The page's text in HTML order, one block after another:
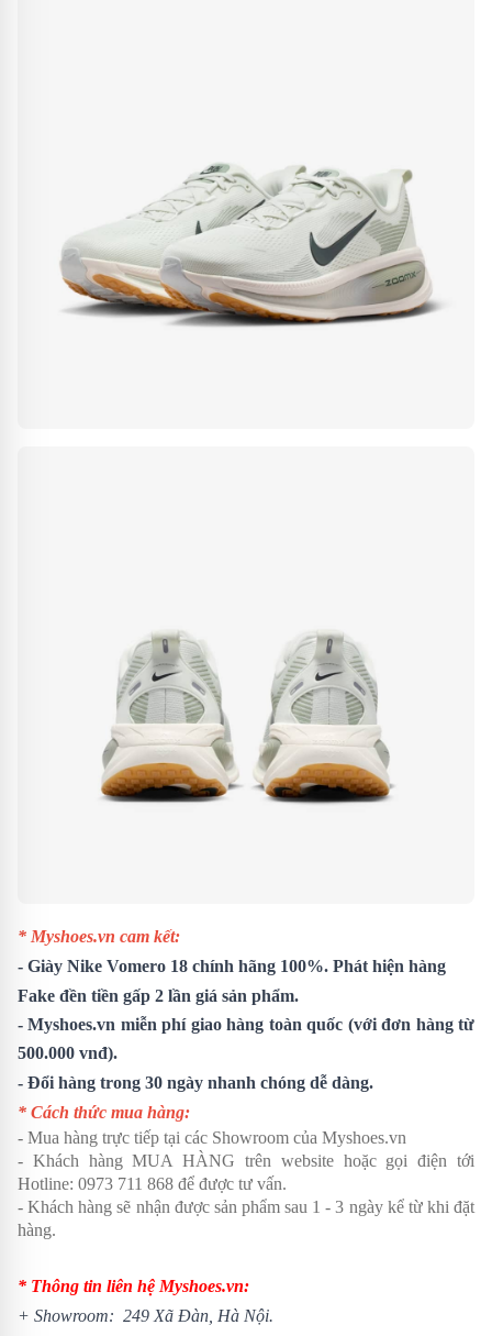
* Myshoes.vn cam kết:
- Giày Nike Vomero 18 chính hãng 100%. Phát hiện hàng
Fake đền tiền gấp 2 lần giá sản phẩm.
- Myshoes.vn miễn phí giao hàng toàn quốc (với đơn hàng từ
500.000 vnđ).
- Đổi hàng trong 30 ngày nhanh chóng dễ dàng.
* Cách thức mua hàng:
- Mua hàng trực tiếp tại các Showroom của Myshoes.vn
- Khách hàng MUA HÀNG trên website hoặc gọi điện tới
Hotline: 0973 711 868 để được tư vấn.
- Khách hàng sẽ nhận được sản phẩm sau 1 - 3 ngày kể từ khi đặt
hàng.
* Thông tin liên hệ Myshoes.vn:
+ Showroom: 249 Xã Đàn, Hà Nội.